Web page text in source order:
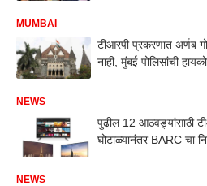
MUMBAI
टीआरपी प्रकरणात अर्णब
नाही, मुंबई पोलिसांची
NEWS
पुढील 12 आठवड्यांसाठी
घोटाळ्यानंतर BARC चा
NEWS